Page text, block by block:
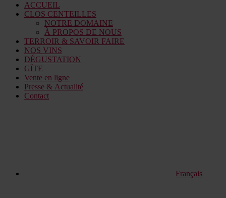
ACCUEIL
CLOS CENTEILLES
NOTRE DOMAINE
À PROPOS DE NOUS
TERROIR & SAVOIR FAIRE
NOS VINS
DÉGUSTATION
GÎTE
Vente en ligne
Presse & Actualité
Contact
Français